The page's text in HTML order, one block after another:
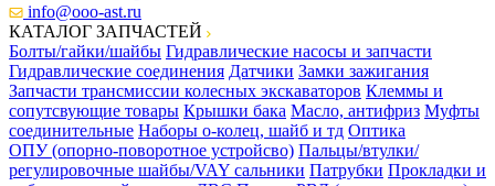
info@ooo-ast.ru
КАТАЛОГ ЗАПЧАСТЕЙ
Болты/гайки/шайбы Гидравлические насосы и запчасти
Гидравлические соединения Датчики Замки зажигания
Запчасти трансмиссии колесных экскаваторов Клеммы и
сопутсвующие товары Крышки бака Масло, антифриз Муфты
соединительные Наборы о-колец, шайб и тд Оптика
ОПУ (опорно-поворотное устройсво) Пальцы/втулки/
регулировочные шайбы/VAY сальники Патрубки Прокладки и